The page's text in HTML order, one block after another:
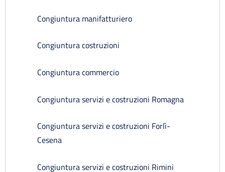
Congiuntura manifatturiero
Congiuntura costruzioni
Congiuntura commercio
Congiuntura servizi e costruzioni Romagna
Congiuntura servizi e costruzioni Forlì-
Cesena
Congiuntura servizi e costruzioni Rimini